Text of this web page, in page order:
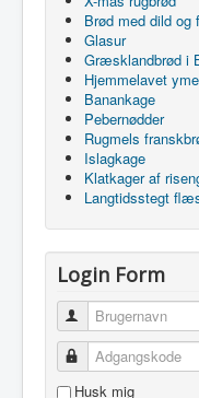
Brød med dild
Glasur
Græsklandbrød i
Hjemmelavet
Banankage
Pebernødder
Rugmels
Islagkage
Klatkager af
Langtidsstegt
Login Form
Brugernavn
Adgangskode
Husk mig